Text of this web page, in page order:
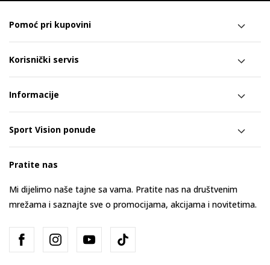
Pomoć pri kupovini
Korisnički servis
Informacije
Sport Vision ponude
Pratite nas
Mi dijelimo naše tajne sa vama. Pratite nas na društvenim
mrežama i saznajte sve o promocijama, akcijama i novitetima.